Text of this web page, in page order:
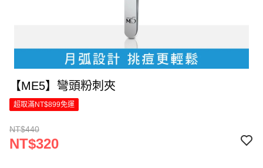
【ME5】彎頭粉刺夾
超取滿NT$899免運
NT$440
NT$320